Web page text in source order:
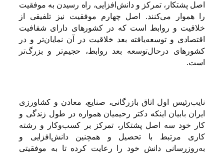
اصل پشتکار، تمرکز و دانش‌افزایی، راه رسیدن به موفقیت
را هموار می‌کنند. اصل چهارم موفقیت نیز تلفیقی از
خلاقیت و روابط است که در کشورهای دارای شفافیت
اقتصادی و توسعه‌یافته بعد خلاقیت در آن نمایان‌تر و در
کشورهای درحال‌توسعه بعد روابط، حجیم‌تر و بزرگ‌تر
است.
نایب‌رئیس اول اتاق بازرگانی، صنایع، معادن و کشاورزی
ایران بابیان اینکه دکتر رحیمیان همواره در طول زندگی و
کار خود سه اصل پشتکار، تمرکز بر کسب‌وکار و رشته
کاری مرتبط با تحصیل و همچنین دانش‌افزایی و
به‌روزرسانی دانش خود را رعایت کرده تا به موفقیتی